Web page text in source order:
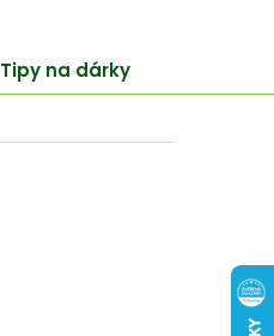
Tipy na dárky